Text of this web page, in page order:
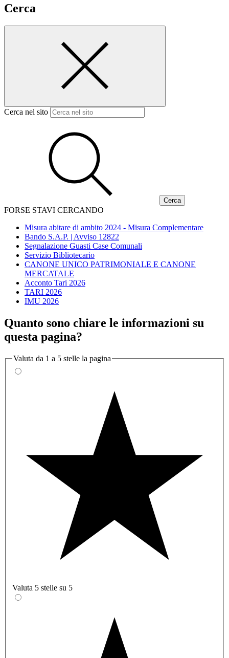
Cerca
Cerca nel sito
FORSE STAVI CERCANDO
Misura abitare di ambito 2024 - Misura Complementare
Bando S.A.P. | Avviso 12822
Segnalazione Guasti Case Comunali
Servizio Bibliotecario
CANONE UNICO PATRIMONIALE E CANONE
MERCATALE
Acconto Tari 2026
TARI 2026
IMU 2026
Quanto sono chiare le informazioni su
questa pagina?
Valuta da 1 a 5 stelle la pagina
Valuta 5 stelle su 5